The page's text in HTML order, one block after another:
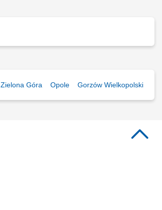
Zielona Góra Opole Gorzów Wielkopolski